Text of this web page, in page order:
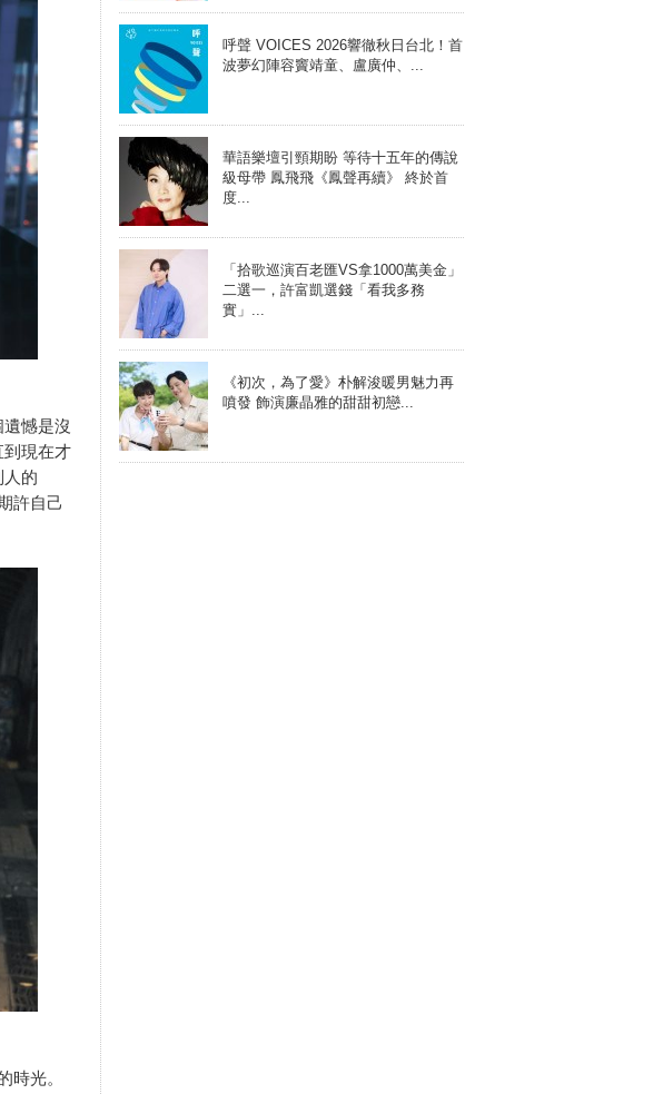
憾是沒
到現在才
人的
許自己
時光。
呼聲 VOICES 2026響徹秋日台北！首
波夢幻陣容竇靖童、盧廣仲、...
華語樂壇引頸期盼 等待十五年的傳說
級母帶 鳳飛飛《鳳聲再續》 終於首
度...
「拾歌巡演百老匯VS拿1000萬美金」
二選一，許富凱選錢「看我多務
實」...
《初次，為了愛》朴解浚暖男魅力再
噴發 飾演廉晶雅的甜甜初戀...